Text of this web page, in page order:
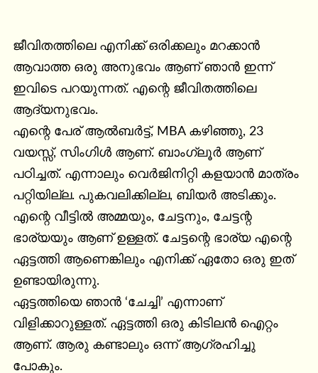
ജീവിതത്തിലെ എനിക്ക് ഒരിക്കലും മറക്കാൻ
ആവാത്ത ഒരു അനുഭവം ആണ് ഞാൻ ഇന്ന്
ഇവിടെ പറയുന്നത്. എന്റെ ജീവിതത്തിലെ
ആദ്യനുഭവം.
എന്റെ പേര് ആൽബർട്ട്, MBA കഴിഞ്ഞു, 23
വയസ്സ്, സിംഗിൾ ആണ്. ബാംഗ്ലൂർ ആണ്
പഠിച്ചത്. എന്നാലും വെർജിനിറ്റി കളയാൻ മാത്രം
പറ്റിയില്ല. പുകവലിക്കില്ല, ബിയർ അടിക്കും.
എന്റെ വീട്ടിൽ അമ്മയും, ചേട്ടനും, ചേട്ടന്റ
ഭാര്യയും ആണ് ഉള്ളത്. ചേട്ടന്റെ ഭാര്യ എന്റെ
ഏട്ടത്തി ആണെങ്കിലും എനിക്ക് ഏതോ ഒരു ഇത്
ഉണ്ടായിരുന്നു.
ഏട്ടത്തിയെ ഞാൻ ‘ചേച്ചി’ എന്നാണ്
വിളിക്കാറുള്ളത്. ഏട്ടത്തി ഒരു കിടിലൻ ഐറ്റം
ആണ്. ആരു കണ്ടാലും ഒന്ന് ആഗ്രഹിച്ചു
പോകും.